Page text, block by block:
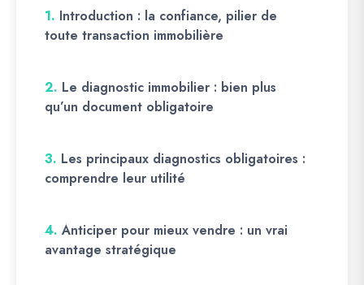
1. Introduction : la confiance, pilier de
toute transaction immobilière
2. Le diagnostic immobilier : bien plus
qu’un document obligatoire
3. Les principaux diagnostics obligatoires :
comprendre leur utilité
4. Anticiper pour mieux vendre : un vrai
avantage stratégique